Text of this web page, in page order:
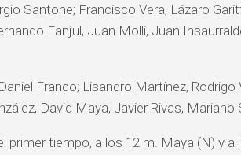
Santone; Francisco Vera, Lázaro
Fanjul, Juan Molli, Juan
Daniel Franco; Lisandro Martínez,
David Maya, Javier Rivas,
primer tiempo, a los 12 m. Maya (N) y